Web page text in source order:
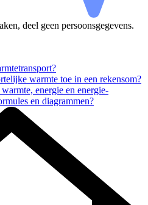
deel geen persoonsgegevens.
warmte toe in een rekensom?
energie en energie-
en diagrammen?